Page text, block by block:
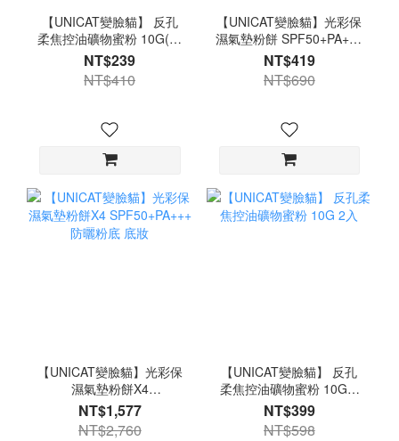
【UNICAT變臉貓】 反孔
柔焦控油礦物蜜粉 10G(口
罩不脫妝)
NT$239
NT$410
【UNICAT變臉貓】光彩保
濕氣墊粉餅 SPF50+PA+++
防曬粉底 底妝
NT$419
NT$690
【UNICAT變臉貓】光彩保
濕氣墊粉餅X4
SPF50+PA+++ 防曬粉底
底妝
NT$1,577
NT$2,760
【UNICAT變臉貓】 反孔
柔焦控油礦物蜜粉 10G 2
入
NT$399
NT$598